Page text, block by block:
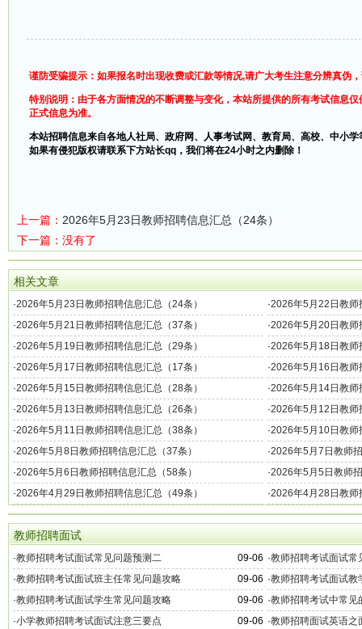
谨防受骗提示：如果报名时出现收费或汇款等情况,请广大考生注意分辨真伪
特别说明：由于各方面情况的不断调整与变化，本站所提供的所有考试信息
正式信息为准。
本站招聘信息来自各地人社局、政府网、人事考试网、教育局、高校、中小
如果有侵犯版权请联系下方站长qq，我们将在24小时之内删除！
上一篇： 2026年5月23日教师招聘信息汇总（24条）
下一篇：没有了
相关文章
·2026年5月23日教师招聘信息汇总（24条） ·2026年5月22日教师
·2026年5月21日教师招聘信息汇总（37条） ·2026年5月20日教师
·2026年5月19日教师招聘信息汇总（29条） ·2026年5月18日教师
·2026年5月17日教师招聘信息汇总（17条） ·2026年5月16日教师
·2026年5月15日教师招聘信息汇总（28条） ·2026年5月14日教师
·2026年5月13日教师招聘信息汇总（26条） ·2026年5月12日教师
·2026年5月11日教师招聘信息汇总（38条） ·2026年5月10日教师
·2026年5月8日教师招聘信息汇总（37条） ·2026年5月7日教师
·2026年5月6日教师招聘信息汇总（58条） ·2026年5月5日教师
·2026年4月29日教师招聘信息汇总（49条） ·2026年4月28日教师
教师招聘面试
09-06
·教师招聘考试面试常见问题预测二 ·教师招聘考试面试常
09-06
·教师招聘考试面试班主任常见问题攻略 ·教师招聘考试面试教
09-06
·教师招聘考试面试学生常见问题攻略 ·教师招聘考试中常见
09-06
·小学教师招聘考试面试注意三要点 ·教师招聘面试英语之